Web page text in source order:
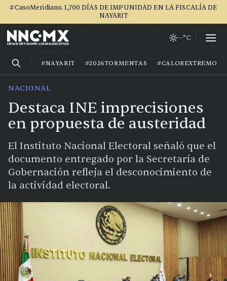
#CasoMeridiano. 1,700 DÍAS DE IMPUNIDAD EN LA FISCALÍA DE
NAYARIT
--°C
#NAYARIT #2026TORMENTAS #CALOREXTREMO
NACIONAL
Destaca INE imprecisiones
en propuesta de austeridad
El Instituto Nacional Electoral señaló que el
documento entregado por la Secretaría de
Gobernación refleja el desconocimiento de
la actividad electoral.